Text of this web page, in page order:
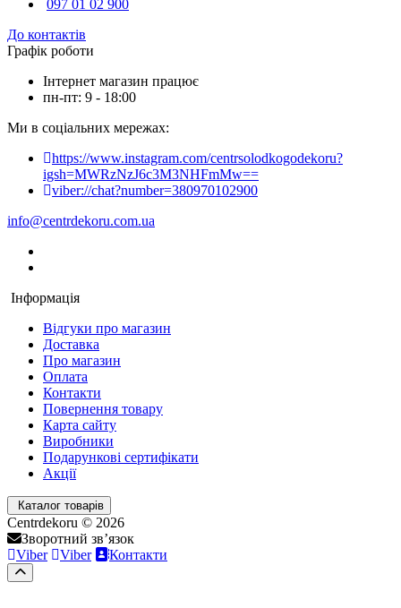
097 01 02 900
До контактів
Графік роботи
Інтернет магазин працює
пн-пт: 9 - 18:00
Ми в соціальних мережах:
https://www.instagram.com/centrsolodkogodekoru?
igsh=MWRzNzJ6c3M3NHFmMw==
viber://chat?number=380970102900
info@centrdekoru.com.ua
Інформація
Відгуки про магазин
Доставка
Про магазин
Оплата
Контакти
Повернення товару
Карта сайту
Виробники
Подарункові сертифікати
Акції
Каталог товарів
Centrdekoru © 2026
Зворотний зв’язок
Viber
Viber Контакти